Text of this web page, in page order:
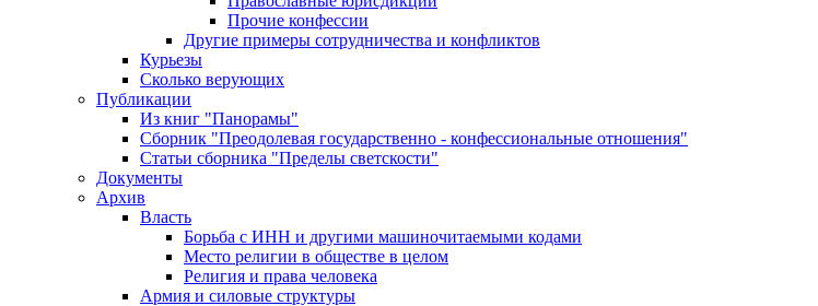
Прочие конфессии
Другие примеры сотрудничества и конфликтов
Курьезы
Сколько верующих
Публикации
Из книг "Панорамы"
Сборник "Преодолевая государственно - конфессиональные отношения"
Статьи сборника "Пределы светскости"
Документы
Архив
Власть
Борьба с ИНН и другими машиночитаемыми кодами
Место религии в обществе в целом
Религия и права человека
Армия и силовые структуры